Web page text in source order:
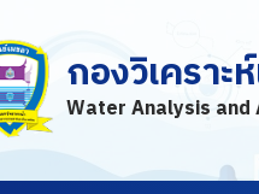
กองวิเครา
Water Analysis and